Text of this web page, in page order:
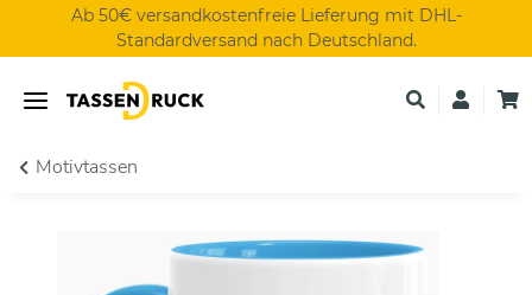
Ab 50€ versandkostenfreie Lieferung mit DHL-
Standardversand nach Deutschland.
Motivtassen